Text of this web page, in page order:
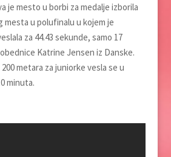
je mesto u borbi za medalje izborila
mesta u polufinalu u kojem je
za 44.43 sekunde, samo 17
Katrine Jensen iz Danske.
metara za juniorke vesla se u
minuta.